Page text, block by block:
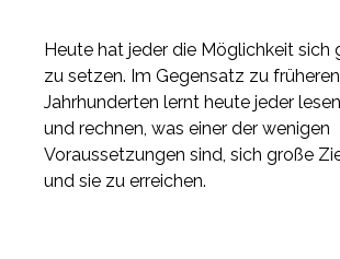
Heute hat jeder die Möglichkeit sich
zu setzen. Im Gegensatz zu früheren
Jahrhunderten lernt heute jeder
und rechnen, was einer der wenigen
Voraussetzungen sind, sich große
und sie zu erreichen.